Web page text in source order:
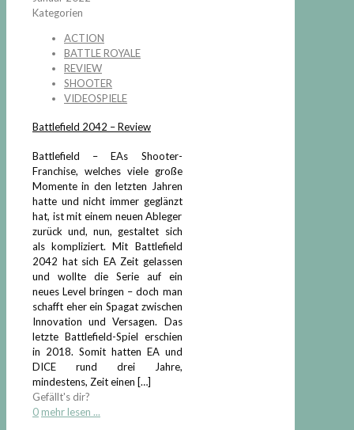
Kategorien
ACTION
BATTLE ROYALE
REVIEW
SHOOTER
VIDEOSPIELE
Battlefield 2042 – Review
Battlefield – EAs Shooter-
Franchise, welches viele große
Momente in den letzten Jahren
hatte und nicht immer geglänzt
hat, ist mit einem neuen Ableger
zurück und, nun, gestaltet sich
als kompliziert. Mit Battlefield
2042 hat sich EA Zeit gelassen
und wollte die Serie auf ein
neues Level bringen – doch man
schafft eher ein Spagat zwischen
Innovation und Versagen. Das
letzte Battlefield-Spiel erschien
in 2018. Somit hatten EA und
DICE rund drei Jahre,
mindestens, Zeit einen […]
Gefällt's dir?
0 mehr lesen ...